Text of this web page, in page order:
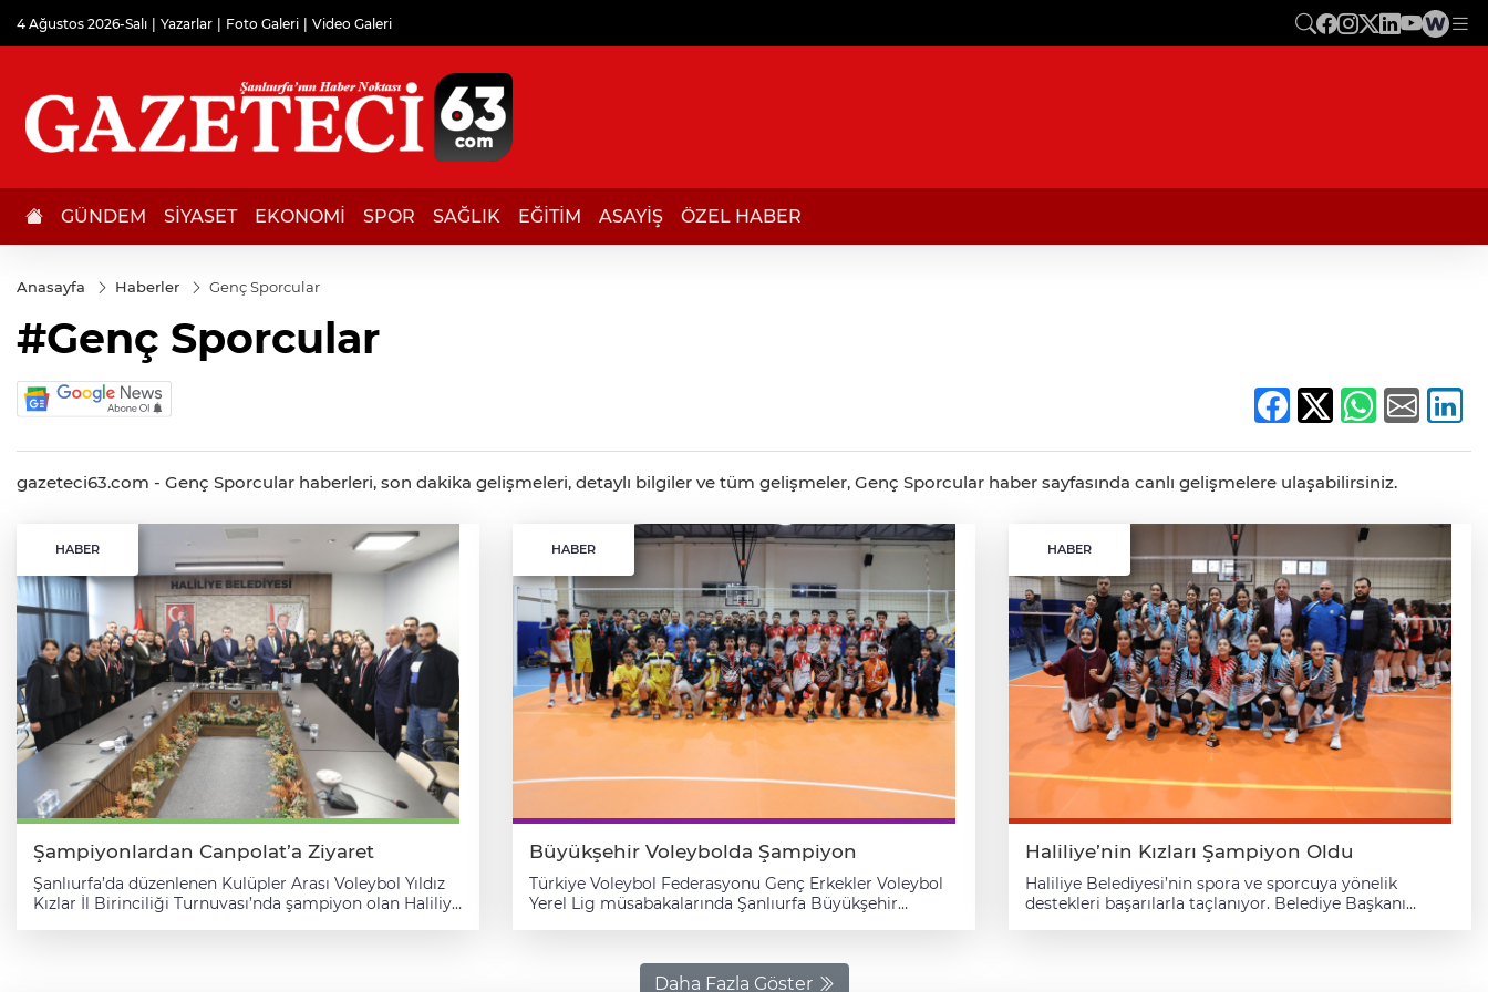
4 Ağustos 2026-Salı Yazarlar Foto Galeri Video Galeri
GÜNDEM SİYASET EKONOMİ SPOR SAĞLIK EĞİTİM ASAYİŞ ÖZEL HABER
Anasayfa Haberler Genç Sporcular
#Genç Sporcular
gazeteci63.com - Genç Sporcular haberleri, son dakika gelişmeleri, detaylı bilgiler ve tüm gelişmeler, Genç Sporcular haber sayfasında canlı gelişmelere ulaşabilirsiniz.
HABER
Şampiyonlardan Canpolat’a Ziyaret
Şanlıurfa’da düzenlenen Kulüpler Arası Voleybol Yıldız
Kızlar İl Birinciliği Turnuvası’nda şampiyon olan Haliliye
HABER
Büyükşehir Voleybolda Şampiyon
Türkiye Voleybol Federasyonu Genç Erkekler Voleybol
Yerel Lig müsabakalarında Şanlıurfa Büyükşehir
ikinci sırada tamamladı. Mehmetçik Spor Salonu’nda
oynanan karşılaşmalarda Büyükşehir Belediyesi A
HABER
Haliliye’nin Kızları Şampiyon Oldu
Haliliye Belediyesi’nin spora ve sporcuya yönelik
destekleri başarılarla taçlanıyor. Belediye Başkanı
Daha Fazla Göster